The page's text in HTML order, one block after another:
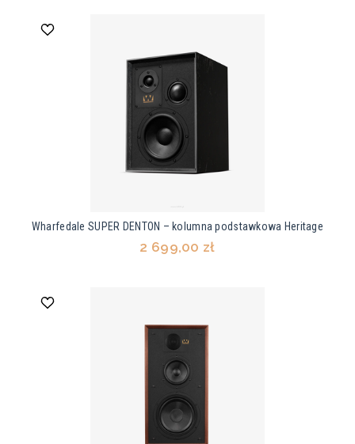
Wharfedale SUPER DENTON – kolumna podstawkowa Heritage
2 699,00 zł